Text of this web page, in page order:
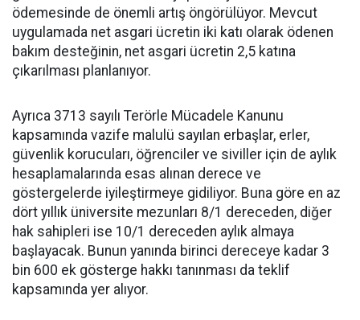
ödemesinde de önemli artış öngörülüyor. Mevcut
uygulamada net asgari ücretin iki katı olarak ödenen
bakım desteğinin, net asgari ücretin 2,5 katına
çıkarılması planlanıyor.
Ayrıca 3713 sayılı Terörle Mücadele Kanunu
kapsamında vazife malulü sayılan erbaşlar, erler,
güvenlik korucuları, öğrenciler ve siviller için de aylık
hesaplamalarında esas alınan derece ve
göstergelerde iyileştirmeye gidiliyor. Buna göre en az
dört yıllık üniversite mezunları 8/1 dereceden, diğer
hak sahipleri ise 10/1 dereceden aylık almaya
başlayacak. Bunun yanında birinci dereceye kadar 3
bin 600 ek gösterge hakkı tanınması da teklif
kapsamında yer alıyor.